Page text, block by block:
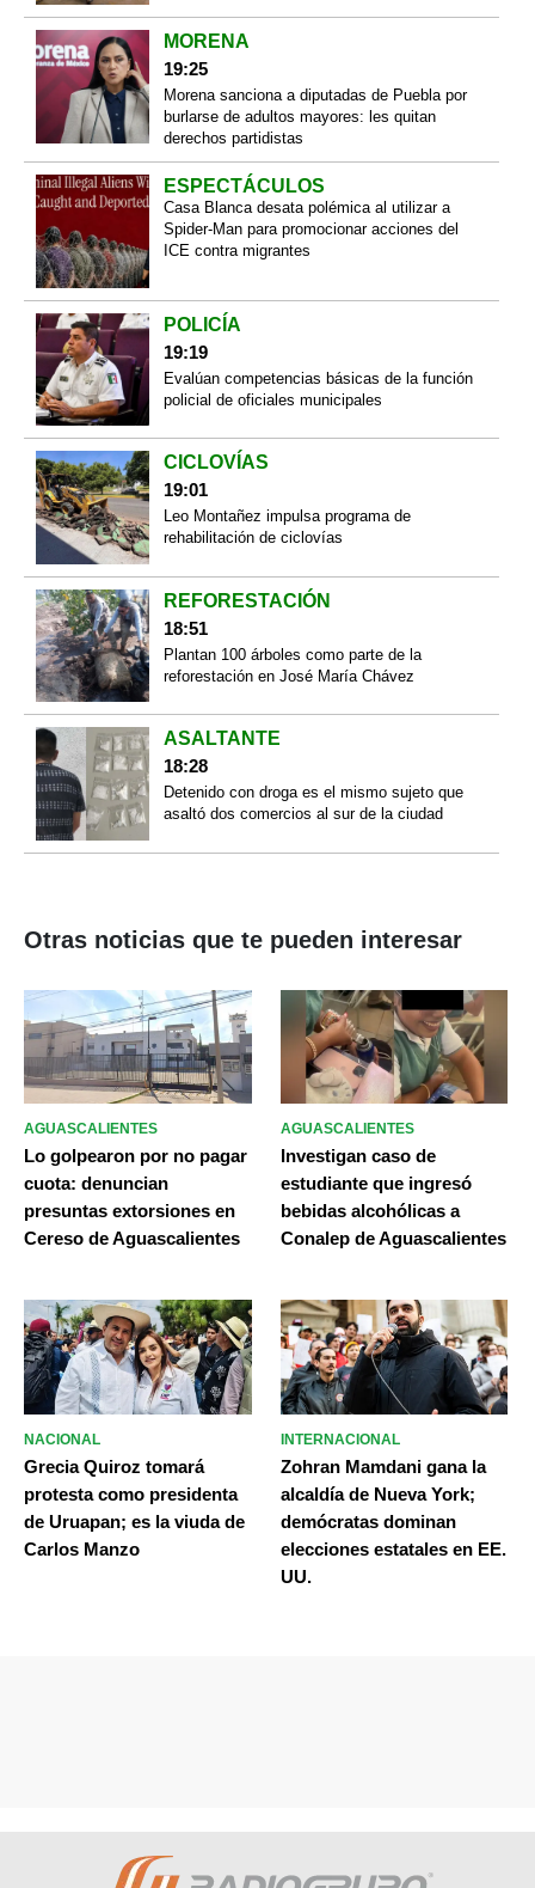
MORENA
19:25
Morena sanciona a diputadas de Puebla por
burlarse de adultos mayores: les quitan
derechos partidistas
ESPECTÁCULOS
Casa Blanca desata polémica al utilizar a
Spider-Man para promocionar acciones del
ICE contra migrantes
POLICÍA
19:19
Evalúan competencias básicas de la función
policial de oficiales municipales
CICLOVÍAS
19:01
Leo Montañez impulsa programa de
rehabilitación de ciclovías
REFORESTACIÓN
18:51
Plantan 100 árboles como parte de la
reforestación en José María Chávez
ASALTANTE
18:28
Detenido con droga es el mismo sujeto que
asaltó dos comercios al sur de la ciudad
Otras noticias que te pueden interesar
AGUASCALIENTES
Lo golpearon por no pagar
cuota: denuncian
presuntas extorsiones en
Cereso de Aguascalientes
AGUASCALIENTES
Investigan caso de
estudiante que ingresó
bebidas alcohólicas a
Conalep de Aguascalientes
NACIONAL
Grecia Quiroz tomará
protesta como presidenta
de Uruapan; es la viuda de
Carlos Manzo
INTERNACIONAL
Zohran Mamdani gana la
alcaldía de Nueva York;
demócratas dominan
elecciones estatales en EE.
UU.